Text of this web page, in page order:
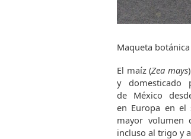
Maqueta
El maíz (Zea mays
y domesticado
de México
en Europa en el
mayor volumen
incluso al trigo y